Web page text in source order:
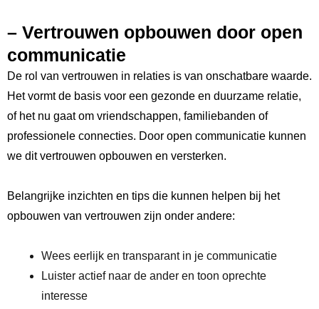
– Vertrouwen opbouwen door open
communicatie
De rol van vertrouwen in relaties is van onschatbare ⁢waarde.
Het⁣ vormt ​de basis voor een gezonde en duurzame relatie,
of het nu⁣ gaat om vriendschappen,‍ familiebanden of
professionele connecties. Door open communicatie kunnen
we dit vertrouwen opbouwen en versterken.
Belangrijke inzichten en tips ​die kunnen helpen ⁢bij het
opbouwen van vertrouwen zijn onder andere:
Wees eerlijk en transparant in je communicatie
Luister actief ⁢naar de ander en toon oprechte
interesse